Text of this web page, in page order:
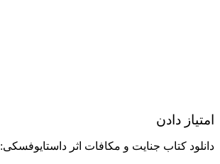
امتیاز دادن
دانلود کتاب جنایت و مکافات اثر داستایوفسکی: